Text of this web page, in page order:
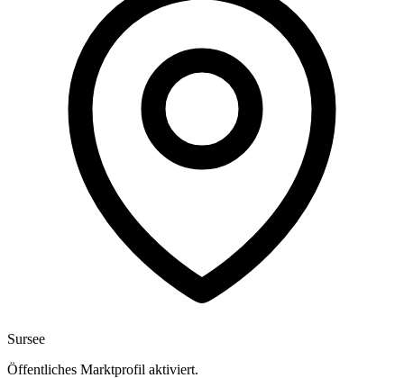
Sursee
Öffentliches Marktprofil aktiviert.